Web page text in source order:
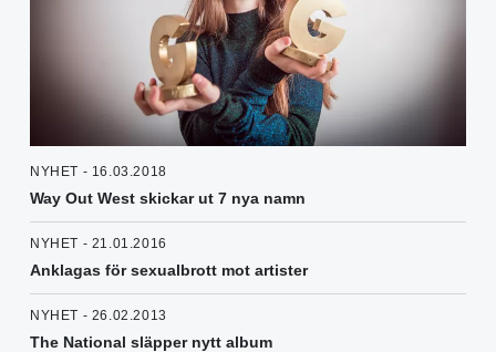
NYHET - 16.03.2018
Way Out West skickar ut 7 nya namn
NYHET - 21.01.2016
Anklagas för sexualbrott mot artister
NYHET - 26.02.2013
The National släpper nytt album